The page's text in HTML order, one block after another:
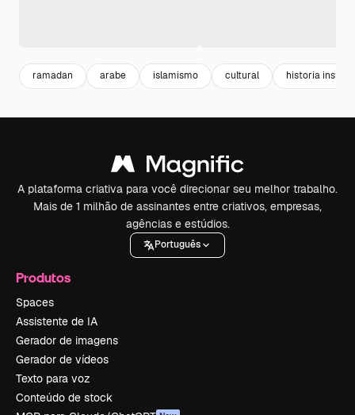
ramadan arabe islamismo cultural historia
A plataforma criativa para você direcionar seu melhor trabalho.
Mais de 1 milhão de assinantes entre criativos, empresas,
agências e estúdios.
Português
Produtos
Spaces
Assistente de IA
Gerador de imagens
Gerador de vídeos
Texto para voz
Conteúdo de stock